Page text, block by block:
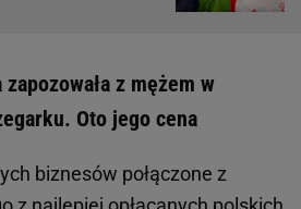
z mężem w
Oto jego cena
biznesów połączone z